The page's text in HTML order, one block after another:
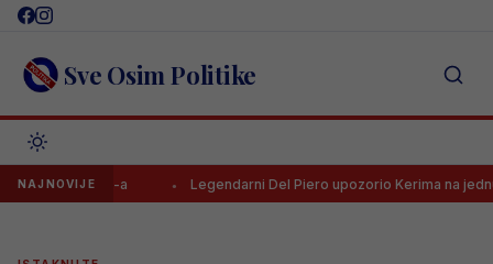
Skip
content Sve Osim Politike
NAJNOVIJE
HNL-a Legendarni Del Piero upozorio Kerima na jednu stvar